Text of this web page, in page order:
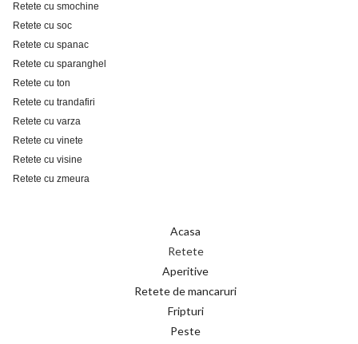
Retete cu smochine
Retete cu soc
Retete cu spanac
Retete cu sparanghel
Retete cu ton
Retete cu trandafiri
Retete cu varza
Retete cu vinete
Retete cu visine
Retete cu zmeura
Acasa
Retete
Aperitive
Retete de mancaruri
Fripturi
Peste